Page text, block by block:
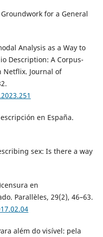
Groundwork for a General
Analysis as a Way to
Description: A Corpus-
Netflix. Journal of
en España.
sex: Is there a way
en
Parallèles, 29(2), 46–63.
além do visível: pela